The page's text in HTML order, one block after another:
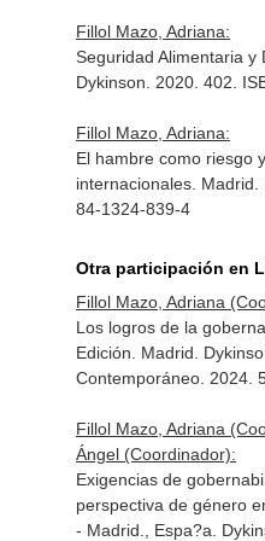
Fillol Mazo, Adriana:
Seguridad Alimentaria y
Dykinson. 2020. 402.
Fillol Mazo, Adriana:
El hambre como riesgo
internacionales.
84-1324-839-4
Otra participación en
Fillol Mazo, Adriana
Los logros de la
Edición. Madrid.
Contemporáneo. 2024.
Fillol Mazo, Adriana
Ángel (Coordinador):
Exigencias de
perspectiva de género
- Madrid., Espa?a.